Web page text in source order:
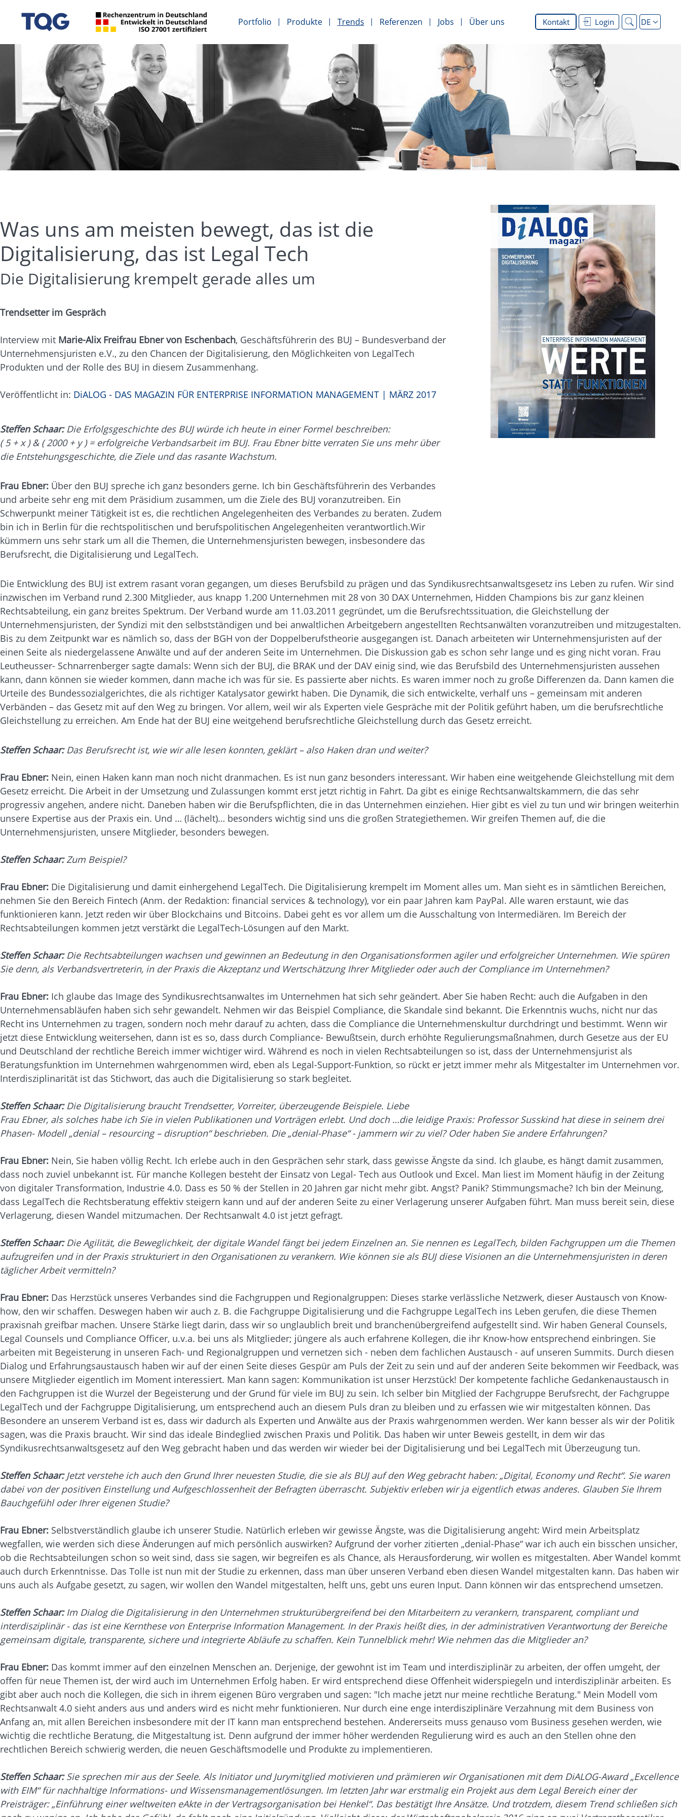
Kontakt Login DE
Portfolio Produkte Trends Referenzen Jobs Über uns
Was uns am meisten bewegt, das ist die
Digitalisierung, das ist Legal Tech
Die Digitalisierung krempelt gerade alles um
Trendsetter im Gespräch
Interview mit Marie-Alix Freifrau Ebner von Eschenbach, Geschäftsführerin des BUJ – Bundesverband der
Unternehmensjuristen e.V., zu den Chancen der Digitalisierung, den Möglichkeiten von LegalTech
Produkten und der Rolle des BUJ in diesem Zusammenhang.
Veröffentlicht in: DiALOG - DAS MAGAZIN FÜR ENTERPRISE INFORMATION MANAGEMENT | MÄRZ 2017
Steffen Schaar:Die Erfolgsgeschichte des BUJ würde ich heute in einer Formel beschreiben:
( 5 + x ) & ( 2000 + y ) = erfolgreiche Verbandsarbeit im BUJ. Frau Ebner bitte verraten Sie uns mehr über
die Entstehungsgeschichte, die Ziele und das rasante Wachstum.
Frau Ebner: Über den BUJ spreche ich ganz besonders gerne. Ich bin Geschäftsführerin des Verbandes
und arbeite sehr eng mit dem Präsidium zusammen, um die Ziele des BUJ voranzutreiben. Ein
Schwerpunkt meiner Tätigkeit ist es, die rechtlichen Angelegenheiten des Verbandes zu beraten. Zudem
bin ich in Berlin für die rechtspolitischen und berufspolitischen Angelegenheiten verantwortlich.Wir
kümmern uns sehr stark um all die Themen, die Unternehmensjuristen bewegen, insbesondere das
Berufsrecht, die Digitalisierung und LegalTech.
Die Entwicklung des BUJ ist extrem rasant voran gegangen, um dieses Berufsbild zu prägen und das Syndikusrechtsanwaltsgesetz ins Leben zu rufen. Wir sind
inzwischen im Verband rund 2.300 Mitglieder, aus knapp 1.200 Unternehmen mit 28 von 30 DAX Unternehmen, Hidden Champions bis zur ganz kleinen
Rechtsabteilung, ein ganz breites Spektrum. Der Verband wurde am 11.03.2011 gegründet, um die Berufsrechtssituation, die Gleichstellung der
Unternehmensjuristen, der Syndizi mit den selbstständigen und bei anwaltlichen Arbeitgebern angestellten Rechtsanwälten voranzutreiben und mitzugestalten.
Bis zu dem Zeitpunkt war es nämlich so, dass der BGH von der Doppelberufstheorie ausgegangen ist. Danach arbeiteten wir Unternehmensjuristen auf der
einen Seite als niedergelassene Anwälte und auf der anderen Seite im Unternehmen. Die Diskussion gab es schon sehr lange und es ging nicht voran. Frau
Leutheusser- Schnarrenberger sagte damals: Wenn sich der BUJ, die BRAK und der DAV einig sind, wie das Berufsbild des Unternehmensjuristen aussehen
kann, dann können sie wieder kommen, dann mache ich was für sie. Es passierte aber nichts. Es waren immer noch zu große Differenzen da. Dann kamen die
Urteile des Bundessozialgerichtes, die als richtiger Katalysator gewirkt haben. Die Dynamik, die sich entwickelte, verhalf uns – gemeinsam mit anderen
Verbänden – das Gesetz mit auf den Weg zu bringen. Vor allem, weil wir als Experten viele Gespräche mit der Politik geführt haben, um die berufsrechtliche
Gleichstellung zu erreichen. Am Ende hat der BUJ eine weitgehend berufsrechtliche Gleichstellung durch das Gesetz erreicht.
Steffen Schaar: Das Berufsrecht ist, wie wir alle lesen konnten, geklärt – also Haken dran und weiter?
Frau Ebner: Nein, einen Haken kann man noch nicht dranmachen. Es ist nun ganz besonders interessant. Wir haben eine weitgehende Gleichstellung mit dem
Gesetz erreicht. Die Arbeit in der Umsetzung und Zulassungen kommt erst jetzt richtig in Fahrt. Da gibt es einige Rechtsanwaltskammern, die das sehr
progressiv angehen, andere nicht. Daneben haben wir die Berufspflichten, die in das Unternehmen einziehen. Hier gibt es viel zu tun und wir bringen weiterhin
unsere Expertise aus der Praxis ein. Und … (lächelt)… besonders wichtig sind uns die großen Strategiethemen. Wir greifen Themen auf, die die
Unternehmensjuristen, unsere Mitglieder, besonders bewegen.
Steffen Schaar:Zum Beispiel?
Frau Ebner: Die Digitalisierung und damit einhergehend LegalTech. Die Digitalisierung krempelt im Moment alles um. Man sieht es in sämtlichen Bereichen,
nehmen Sie den Bereich Fintech (Anm. der Redaktion: financial services & technology), vor ein paar Jahren kam PayPal. Alle waren erstaunt, wie das
funktionieren kann. Jetzt reden wir über Blockchains und Bitcoins. Dabei geht es vor allem um die Ausschaltung von Intermediären. Im Bereich der
Rechtsabteilungen kommen jetzt verstärkt die LegalTech-Lösungen auf den Markt.
Steffen Schaar: Die Rechtsabteilungen wachsen und gewinnen an Bedeutung in den Organisationsformen agiler und erfolgreicher Unternehmen. Wie spüren
Sie denn, als Verbandsvertreterin, in der Praxis die Akzeptanz und Wertschätzung Ihrer Mitglieder oder auch der Compliance im Unternehmen?
Frau Ebner: Ich glaube das Image des Syndikusrechtsanwaltes im Unternehmen hat sich sehr geändert. Aber Sie haben Recht: auch die Aufgaben in den
Unternehmensabläufen haben sich sehr gewandelt. Nehmen wir das Beispiel Compliance, die Skandale sind bekannt. Die Erkenntnis wuchs, nicht nur das
Recht ins Unternehmen zu tragen, sondern noch mehr darauf zu achten, dass die Compliance die Unternehmenskultur durchdringt und bestimmt. Wenn wir
jetzt diese Entwicklung weitersehen, dann ist es so, dass durch Compliance- Bewußtsein, durch erhöhte Regulierungsmaßnahmen, durch Gesetze aus der EU
und Deutschland der rechtliche Bereich immer wichtiger wird. Während es noch in vielen Rechtsabteilungen so ist, dass der Unternehmensjurist als
Beratungsfunktion im Unternehmen wahrgenommen wird, eben als Legal-Support-Funktion, so rückt er jetzt immer mehr als Mitgestalter im Unternehmen vor.
Interdisziplinarität ist das Stichwort, das auch die Digitalisierung so stark begleitet.
Steffen Schaar: Die Digitalisierung braucht Trendsetter, Vorreiter, überzeugende Beispiele. Liebe
Frau Ebner, als solches habe ich Sie in vielen Publikationen und Vorträgen erlebt. Und doch …die leidige Praxis: Professor Susskind hat diese in seinem drei
Phasen- Modell „denial – resourcing – disruption“ beschrieben. Die „denial-Phase“ - jammern wir zu viel? Oder haben Sie andere Erfahrungen?
Frau Ebner: Nein, Sie haben völlig Recht. Ich erlebe auch in den Gesprächen sehr stark, dass gewisse Ängste da sind. Ich glaube, es hängt damit zusammen,
dass noch zuviel unbekannt ist. Für manche Kollegen besteht der Einsatz von Legal- Tech aus Outlook und Excel. Man liest im Moment häufig in der Zeitung
von digitaler Transformation, Industrie 4.0. Dass es 50 % der Stellen in 20 Jahren gar nicht mehr gibt. Angst? Panik? Stimmungsmache? Ich bin der Meinung,
dass LegalTech die Rechtsberatung effektiv steigern kann und auf der anderen Seite zu einer Verlagerung unserer Aufgaben führt. Man muss bereit sein, diese
Verlagerung, diesen Wandel mitzumachen. Der Rechtsanwalt 4.0 ist jetzt gefragt.
Steffen Schaar: Die Agilität, die Beweglichkeit, der digitale Wandel fängt bei jedem Einzelnen an. Sie nennen es LegalTech, bilden Fachgruppen um die Themen
aufzugreifen und in der Praxis strukturiert in den Organisationen zu verankern. Wie können sie als BUJ diese Visionen an die Unternehmensjuristen in deren
täglicher Arbeit vermitteln?
Frau Ebner: Das Herzstück unseres Verbandes sind die Fachgruppen und Regionalgruppen: Dieses starke verlässliche Netzwerk, dieser Austausch von Know-
how, den wir schaffen. Deswegen haben wir auch z. B. die Fachgruppe Digitalisierung und die Fachgruppe LegalTech ins Leben gerufen, die diese Themen
praxisnah greifbar machen. Unsere Stärke liegt darin, dass wir so unglaublich breit und branchenübergreifend aufgestellt sind. Wir haben General Counsels,
Legal Counsels und Compliance Officer, u.v.a. bei uns als Mitglieder; jüngere als auch erfahrene Kollegen, die ihr Know-how entsprechend einbringen. Sie
arbeiten mit Begeisterung in unseren Fach- und Regionalgruppen und vernetzen sich - neben dem fachlichen Austausch - auf unseren Summits. Durch diesen
Dialog und Erfahrungsaustausch haben wir auf der einen Seite dieses Gespür am Puls der Zeit zu sein und auf der anderen Seite bekommen wir Feedback, was
unsere Mitglieder eigentlich im Moment interessiert. Man kann sagen: Kommunikation ist unser Herzstück! Der kompetente fachliche Gedankenaustausch in
den Fachgruppen ist die Wurzel der Begeisterung und der Grund für viele im BUJ zu sein. Ich selber bin Mitglied der Fachgruppe Berufsrecht, der Fachgruppe
LegalTech und der Fachgruppe Digitalisierung, um entsprechend auch an diesem Puls dran zu bleiben und zu erfassen wie wir mitgestalten können. Das
Besondere an unserem Verband ist es, dass wir dadurch als Experten und Anwälte aus der Praxis wahrgenommen werden. Wer kann besser als wir der Politik
sagen, was die Praxis braucht. Wir sind das ideale Bindeglied zwischen Praxis und Politik. Das haben wir unter Beweis gestellt, in dem wir das
Syndikusrechtsanwaltsgesetz auf den Weg gebracht haben und das werden wir wieder bei der Digitalisierung und bei LegalTech mit Überzeugung tun.
Steffen Schaar: Jetzt verstehe ich auch den Grund Ihrer neuesten Studie, die sie als BUJ auf den Weg gebracht haben: „Digital, Economy und Recht“. Sie waren
dabei von der positiven Einstellung und Aufgeschlossenheit der Befragten überrascht. Subjektiv erleben wir ja eigentlich etwas anderes. Glauben Sie Ihrem
Bauchgefühl oder Ihrer eigenen Studie?
Frau Ebner: Selbstverständlich glaube ich unserer Studie. Natürlich erleben wir gewisse Ängste, was die Digitalisierung angeht: Wird mein Arbeitsplatz
wegfallen, wie werden sich diese Änderungen auf mich persönlich auswirken? Aufgrund der vorher zitierten „denial-Phase“ war ich auch ein bisschen unsicher,
ob die Rechtsabteilungen schon so weit sind, dass sie sagen, wir begreifen es als Chance, als Herausforderung, wir wollen es mitgestalten. Aber Wandel kommt
auch durch Erkenntnisse. Das Tolle ist nun mit der Studie zu erkennen, dass man über unseren Verband eben diesen Wandel mitgestalten kann. Das haben wir
uns auch als Aufgabe gesetzt, zu sagen, wir wollen den Wandel mitgestalten, helft uns, gebt uns euren Input. Dann können wir das entsprechend umsetzen.
Steffen Schaar: Im Dialog die Digitalisierung in den Unternehmen strukturübergreifend bei den Mitarbeitern zu verankern, transparent, compliant und
interdisziplinär - das ist eine Kernthese von Enterprise Information Management. In der Praxis heißt dies, in der administrativen Verantwortung der Bereiche
gemeinsam digitale, transparente, sichere und integrierte Abläufe zu schaffen. Kein Tunnelblick mehr! Wie nehmen das die Mitglieder an?
Frau Ebner: Das kommt immer auf den einzelnen Menschen an. Derjenige, der gewohnt ist im Team und interdisziplinär zu arbeiten, der offen umgeht, der
offen für neue Themen ist, der wird auch im Unternehmen Erfolg haben. Er wird entsprechend diese Offenheit widerspiegeln und interdisziplinär arbeiten. Es
gibt aber auch noch die Kollegen, die sich in ihrem eigenen Büro vergraben und sagen: "Ich mache jetzt nur meine rechtliche Beratung." Mein Modell vom
Rechtsanwalt 4.0 sieht anders aus und anders wird es nicht mehr funktionieren. Nur durch eine enge interdisziplinäre Verzahnung mit dem Business von
Anfang an, mit allen Bereichen insbesondere mit der IT kann man entsprechend bestehen. Andererseits muss genauso vom Business gesehen werden, wie
wichtig die rechtliche Beratung, die Mitgestaltung ist. Denn aufgrund der immer höher werdenden Regulierung wird es auch an den Stellen ohne den
rechtlichen Bereich schwierig werden, die neuen Geschäftsmodelle und Produkte zu implementieren.
Steffen Schaar:Sie sprechen mir aus der Seele. Als Initiator und Jurymitglied motivieren und prämieren wir Organisationen mit dem DiALOG-Award „Excellence
with EIM“ für nachhaltige Informations- und Wissensmanagementlösungen. Im letzten Jahr war erstmalig ein Projekt aus dem Legal Bereich einer der
Preisträger: „Einführung einer weltweiten eAkte in der Vertragsorganisation bei Henkel“. Das bestätigt Ihre Ansätze. Und trotzdem, diesem Trend schließen sich